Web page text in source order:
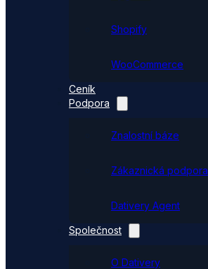
Shopify
WooCommerce
Ceník
Podpora
Znalostní báze
Zákaznická podpora
Dativery Agent
Společnost
O Dativery